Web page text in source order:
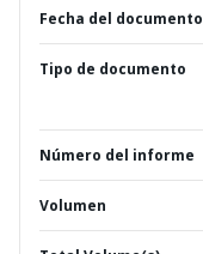
Fecha del documento
Tipo de documento
Número del informe
Volumen